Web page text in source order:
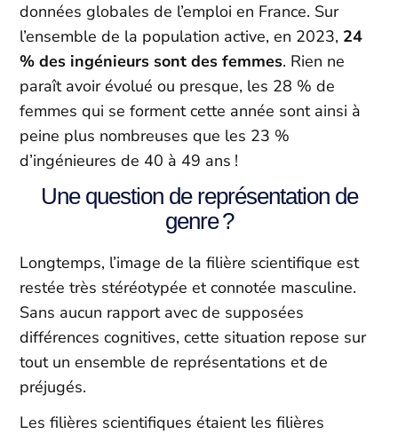
données globales de l’emploi en France. Sur
l’ensemble de la population active, en 2023, 24
% des ingénieurs sont des femmes. Rien ne
paraît avoir évolué ou presque, les 28 % de
femmes qui se forment cette année sont ainsi à
peine plus nombreuses que les 23 %
d’ingénieures de 40 à 49 ans !
Une question de représentation de
genre ?
Longtemps, l’image de la filière scientifique est
restée très stéréotypée et connotée masculine.
Sans aucun rapport avec de supposées
différences cognitives, cette situation repose sur
tout un ensemble de représentations et de
préjugés.
Les filières scientifiques étaient les filières